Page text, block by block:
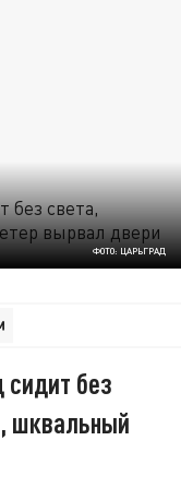
ФОТО: ЦАРЬГРАД
сидит без
шквальный